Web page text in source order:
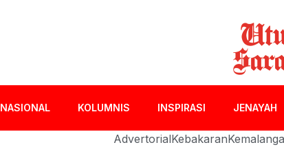
NASIONAL KOLUMNIS INSPIRASI JENAYAH
AdvertorialKebakaran